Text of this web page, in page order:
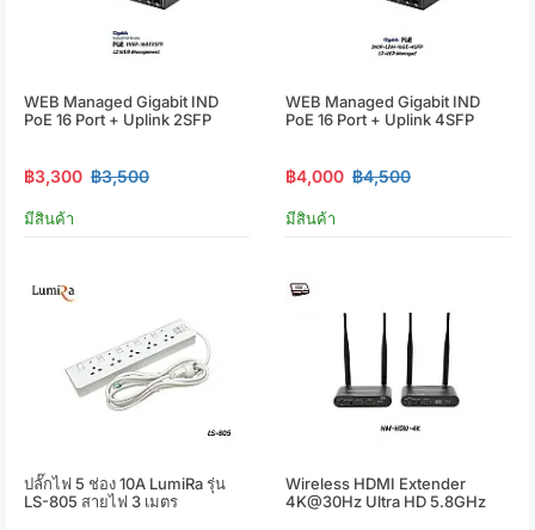
WEB Managed Gigabit IND
PoE 16 Port + Uplink 2SFP
฿3,300 ฿3,500
มีสินค้า
WEB Managed Gigabit IND
PoE 16 Port + Uplink 4SFP
฿4,000 ฿4,500
มีสินค้า
ปลั๊กไฟ 5 ช่อง 10A LumiRa รุ่น
LS-805 สายไฟ 3 เมตร
Wireless HDMI Extender
4K@30Hz Ultra HD 5.8GHz